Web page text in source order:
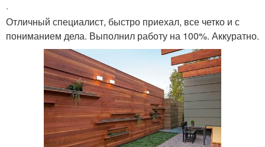
·
Отличный специалист, быстро приехал, все четко и с
пониманием дела. Выполнил работу на 100%. Аккуратно.